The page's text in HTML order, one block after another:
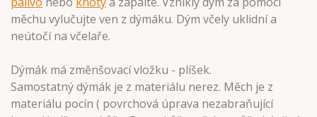
měchu vylučujte ven z dýmáku. Dým včely uklidní a
neútočí na včelaře.
Dýmák má změnšovací vložku - plíšek.
Samostatný dýmák je z materiálu nerez. Měch je z
materiálu pocín ( povrchová úprava nezabraňující